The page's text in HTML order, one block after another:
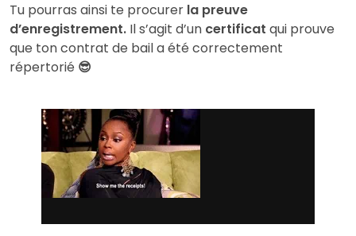
Tu pourras ainsi te procurer la preuve
d’enregistrement. Il s’agit d’un certificat qui prouve
que ton contrat de bail a été correctement
répertorié 😎